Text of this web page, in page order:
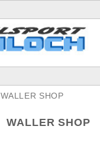
WALLER SHOP
WALLER SHOP